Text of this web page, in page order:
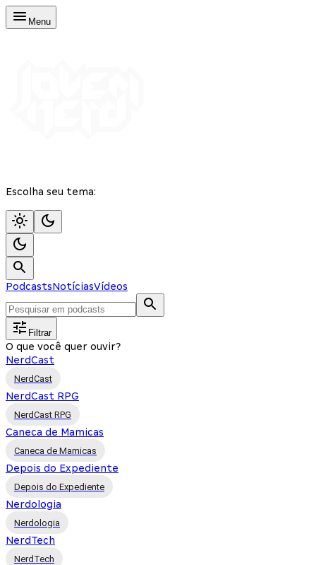
Menu
Escolha seu tema:
PodcastsNotíciasVídeos
Filtrar
O que você quer ouvir?
NerdCast
NerdCast
NerdCast RPG
NerdCast RPG
Caneca de Mamicas
Caneca de Mamicas
Depois do Expediente
Depois do Expediente
Nerdologia
Nerdologia
NerdTech
NerdTech